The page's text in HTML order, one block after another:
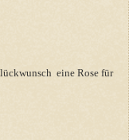
eine Rose für